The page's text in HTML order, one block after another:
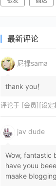
最新评论
尼禄sama
thank you！
评论于 [会员][设定集]
jav dude
Wow, fantastic
have youu
maake